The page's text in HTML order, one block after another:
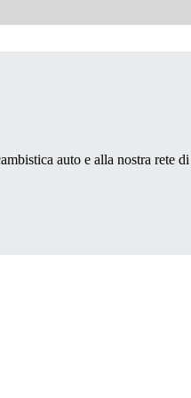
auto e alla nostra rete di